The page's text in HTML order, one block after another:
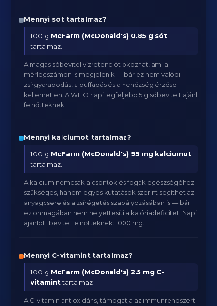
Mennyi sót tartalmaz?
100 g McFarm (McDonald's) 0.85 g sót
tartalmaz.
A magas sóbevitel vízretenciót okozhat, ami a
mérlegszámon is megjelenik — bár ez nem valódi
zsírgyarapodás, a puffadás és a nehézség érzése
kellemetlen. A WHO napi legfeljebb 5 g sóbevitelt ajánl
felnőtteknek.
Mennyi kalciumot tartalmaz?
100 g McFarm (McDonald's) 95 mg kalciumot
tartalmaz.
A kalcium nemcsak a csontok és fogak egészségéhez
szükséges, hanem egyes kutatások szerint segíthet az
anyagcsere és a zsírégetés szabályozásában is — bár
ez önmagában nem helyettesíti a kalóriadeficitet. Napi
ajánlott bevitel felnőtteknek: 1000 mg.
Mennyi C-vitamint tartalmaz?
100 g McFarm (McDonald's) 2.5 mg C-
vitaminttartalmaz.
A C-vitamin antioxidáns, támogatja az immunrendszert